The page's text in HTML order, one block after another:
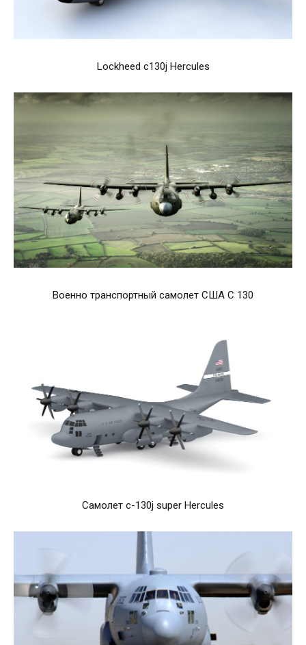
Lockheed c130j Hercules
Военно транспортный самолет США C 130
Самолет c-130j super Hercules